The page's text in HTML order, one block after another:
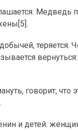
Медведь
теряется.
говорит, что
и детей: